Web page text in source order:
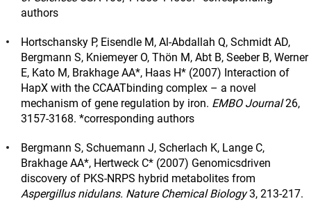
authors
Hortschansky P, Eisendle M, Al-Abdallah Q, Schmidt AD,
Bergmann S, Kniemeyer O, Thön M, Abt B, Seeber B, Werner
E, Kato M, Brakhage AA*, Haas H* (2007) Interaction of
HapX with the CCAATbinding complex – a novel
mechanism of gene regulation by iron. EMBO Journal26,
3157-3168. *corresponding authors
Bergmann S, Schuemann J, Scherlach K, Lange C,
Brakhage AA*, Hertweck C* (2007) Genomicsdriven
discovery of PKS-NRPS hybrid metabolites from
Aspergillus nidulans. Nature Chemical Biology3, 213-217.